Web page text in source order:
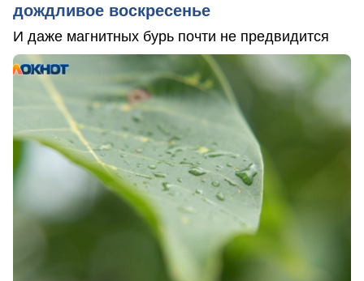
дождливое воскресенье
И даже магнитных бурь почти не предвидится